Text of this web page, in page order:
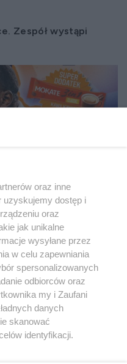
Zespół wystąpi
"To&Owo TV Bravo
pisma
oraz inne
uzyskujemy dostęp i
oraz
jak unikalne
wysyłane przez
w celu zapewniania
spersonalizowanych
odbiorców oraz
my i Zaufani
danych
skanować
identyfikacji.